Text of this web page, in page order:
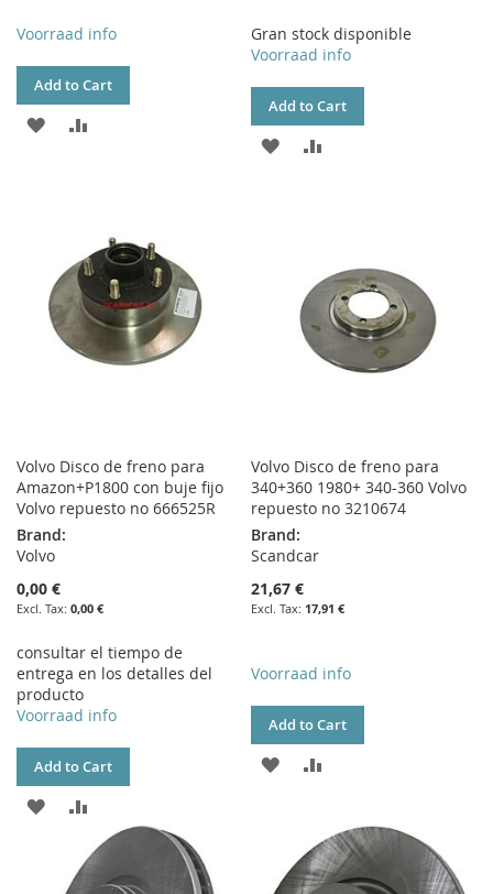
Voorraad info
Add to Cart
ADD
Gran stock disponible
Voorraad info
Add to Cart
ADD
Volvo Disco de freno para
Amazon+P1800 con buje fijo
Volvo repuesto no 666525R
Brand:
Volvo
0,00 €
0,00 €
consultar el tiempo de
entrega en los detalles del
producto
Voorraad info
Add to Cart
ADD
WISH
TO
COMPARE
Volvo Disco de freno para
340+360 1980+ 340-360 Volvo
repuesto no 3210674
Brand:
Scandcar
21,67 €
17,91 €
Voorraad info
Add to Cart
ADD
WISH
LIST
COMPARE